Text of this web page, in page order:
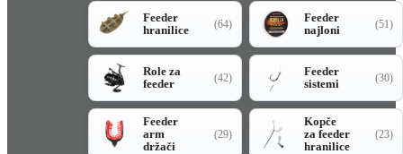
Feeder
hranilice
(64)
Feeder
najloni
(51)
Role za
feeder
(42)
Feeder
sistemi
(30)
Feeder
arm
držači
(29)
Kopče
za feeder
hranilice
(23)